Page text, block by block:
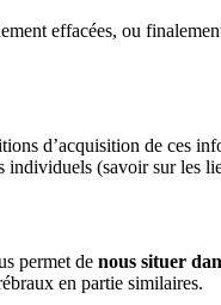
effacées, ou
d’acquisition de ces
individuels (savoir sur les
permet de nous situer
en partie similaires.